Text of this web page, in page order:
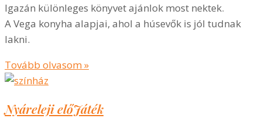
Igazán különleges könyvet ajánlok most nektek.
A Vega konyha alapjai, ahol a húsevők is jól tudnak
lakni.
Tovább olvasom »
Nyáreleji előJáték